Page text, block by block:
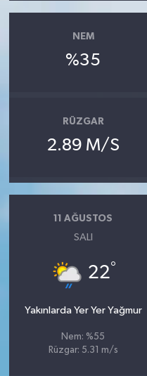
NEM
%35
RÜZGAR
2.89 M/S
11 AĞUSTOS
SALI
22°
Yakınlarda Yer Yer Yağmur
Nem: %55
Rüzgar: 5.31 m/s